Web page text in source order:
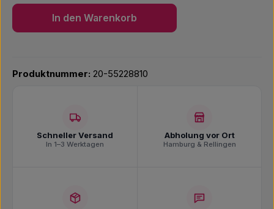
In den Warenkorb
Produktnummer: 20-55228810
Schneller Versand
In 1–3 Werktagen
Abholung vor Ort
Hamburg & Rellingen